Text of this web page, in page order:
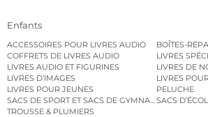
Enfants
ACCESSOIRES POUR LIVRES AUDIO
BOÎTES-
COFFRETS DE LIVRES AUDIO
LIVRES
LIVRES AUDIO ET FIGURINES
LIVRES DE
LIVRES D’IMAGES
LIVRES
LIVRES POUR JEUNES
PELUCHE
SACS DE SPORT ET SACS DE GYMNASTIQUE
SACS
TROUSSE & PLUMIERS